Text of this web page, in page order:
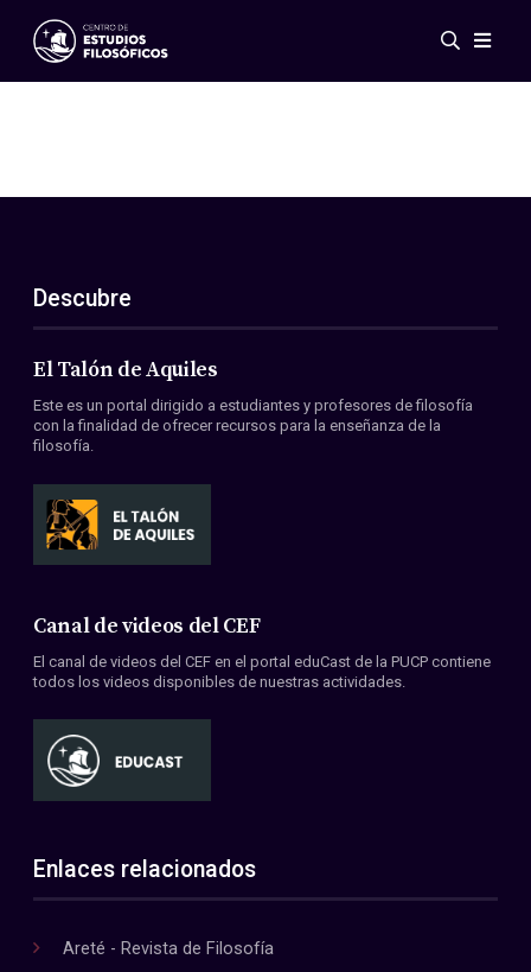
Eventos
ES
EN
Acerca de nosotros
Miembros
Convenios
Descubre
El Talón de Aquiles
Este es un portal dirigido a estudiantes y profesores de filosofía
con la finalidad de ofrecer recursos para la enseñanza de la
filosofía.
Canal de videos del CEF
El canal de videos del CEF en el portal eduCast de la PUCP contiene
todos los videos disponibles de nuestras actividades.
Enlaces relacionados
Areté - Revista de Filosofía